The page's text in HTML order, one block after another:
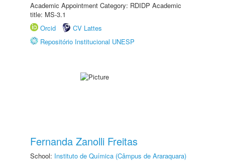
Academic Appointment Category: RDIDP Academic
title: MS-3.1
Orcid
CV Lattes
Repositório Institucional UNESP
Fernanda Zanolli Freitas
School: Instituto de Química (Câmpus de Araraquara)